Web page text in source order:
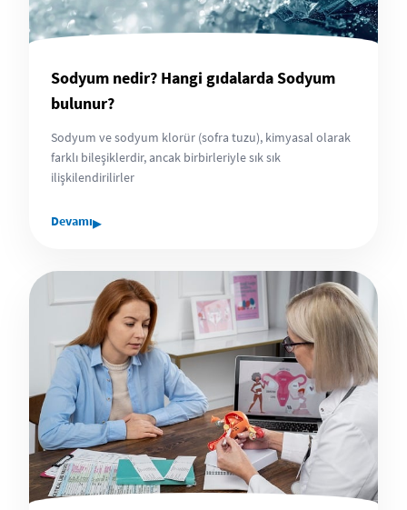
Sodyum nedir? Hangi gıdalarda Sodyum
bulunur?
Sodyum ve sodyum klorür (sofra tuzu), kimyasal olarak
farklı bileşiklerdir, ancak birbirleriyle sık sık
ilişkilendirilirler
Devamı▸